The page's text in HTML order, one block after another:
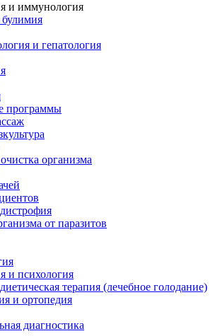
и иммунология
и гепатология
программы
организма
от паразитов
и психология
терапия (лечебное голодание)
и ортопедия
диагностика